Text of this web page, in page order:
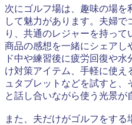
次にゴルフ場は、趣味の場を
して魅力があります。夫婦
り、共通のレジャーを持っ
商品の感想を一緒にシェアし
ド中や練習後に疲労回復や
け対策アイテム、手軽に使え
ュタブレットなどを試すと、
と話し合いながら使う光景が
また、夫だけがゴルフをす